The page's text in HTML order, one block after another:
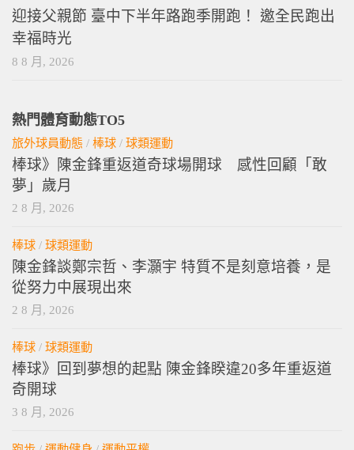
迎接父親節 臺中下半年路跑季開跑！ 邀全民跑出
幸福時光
8 8 月, 2026
熱門體育動態TO5
旅外球員動態 / 棒球 / 球類運動
棒球》陳金鋒重返道奇球場開球 感性回顧「敢
夢」歲月
2 8 月, 2026
棒球 / 球類運動
陳金鋒談鄭宗哲、李灝宇 特質不是刻意培養，是
從努力中展現出來
2 8 月, 2026
棒球 / 球類運動
棒球》回到夢想的起點 陳金鋒睽違20多年重返道
奇開球
3 8 月, 2026